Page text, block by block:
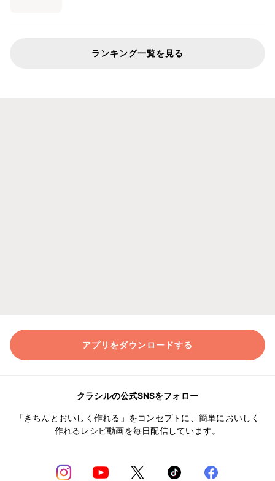
ランキング一覧を見る
アプリをダウンロードする
クラシルの公式SNSをフォロー
「きちんとおいしく作れる」をコンセプトに、簡単においしく
作れるレシピ動画を毎日配信しています。